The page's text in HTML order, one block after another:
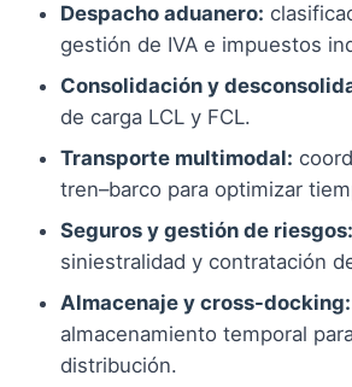
Despacho aduanero:
gestión de IVA e impuestos
Consolidación y
de carga LCL y FCL.
Transporte multimodal:
tren–barco para optimizar
Seguros y gestión de riesgos:
siniestralidad y contratación
Almacenaje y cross-docking:
almacenamiento temporal
distribución.